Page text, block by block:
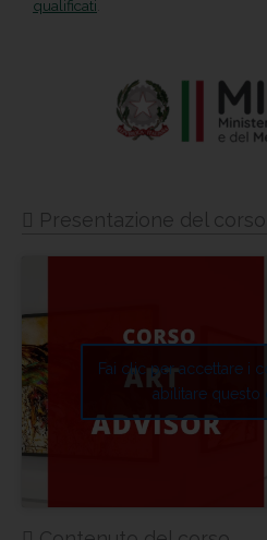
qualificati
Presentazione del corso
Fai clic per accettare i
abilitare questo